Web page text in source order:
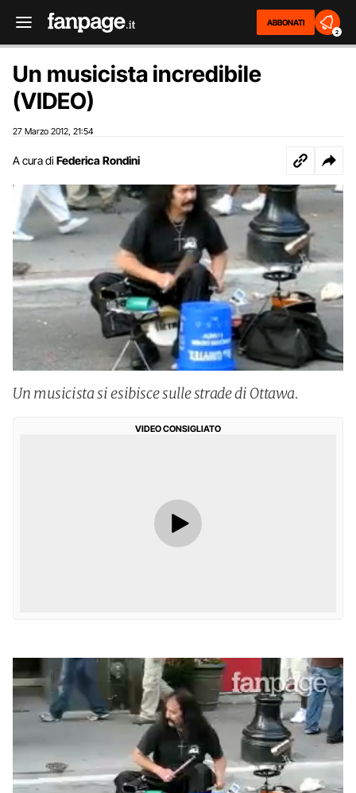
ABBONATI
2
Un musicista incredibile
(VIDEO)
27 Marzo 2012 21:54
A cura di Federica Rondini
Un musicista si esibisce sulle strade di Ottawa.
VIDEO CONSIGLIATO